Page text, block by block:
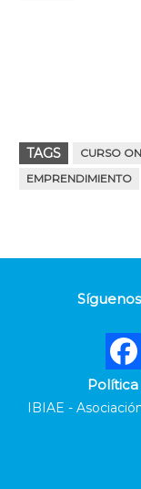
TAGS CURSO
EMPRENDIMIENTO
IBIAE -